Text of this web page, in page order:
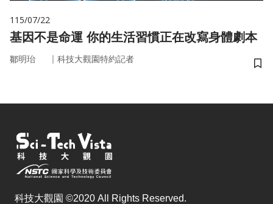
115/07/22
基因不是命運 你的生活習慣正在改寫身體劇本
鄒明珆 ｜ 科技大觀園特約記者
儲
科技大觀園 ©2020 All Rights Reserved.